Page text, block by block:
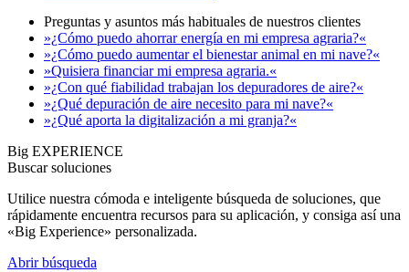
Preguntas y asuntos más habituales de nuestros clientes
»¿Cómo puedo ahorrar energía en mi empresa agraria?«
»¿Cómo puedo aumentar el bienestar animal en mi nave?«
»Quisiera financiar mi empresa agraria.«
»¿Con qué fiabilidad trabajan los depuradores de aire?«
»¿Qué depuración de aire necesito para mi nave?«
»¿Qué aporta la digitalización a mi granja?«
Big EXPERIENCE
Buscar soluciones
Utilice nuestra cómoda e inteligente búsqueda de soluciones, que
rápidamente encuentra recursos para su aplicación, y consiga así una
«Big Experience» personalizada.
Abrir búsqueda